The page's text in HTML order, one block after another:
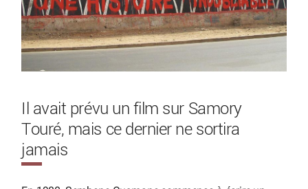
Il avait prévu un film sur Samory
Touré, mais ce dernier ne sortira
jamais